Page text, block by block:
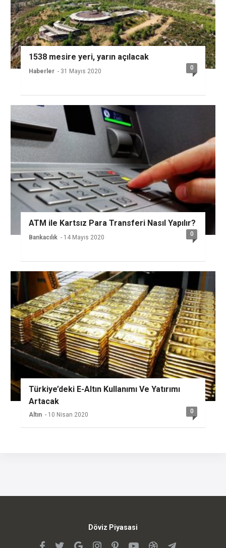
1538 mesire yeri, yarın açılacak
Haberler - 31 Mayıs 2020 0
ATM ile Kartsız Para Transferi Nasıl Yapılır?
Bankacılık - 14 Mayıs 2020 0
Türkiye’deki E-Altın Kullanımı Ve Yatırımı
Artacak
Altın - 10 Nisan 2020 0
Döviz Piyasasi